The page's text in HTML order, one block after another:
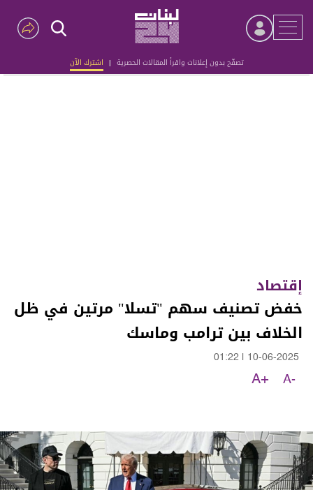
تصفّح بدون إعلانات واقرأ المقالات الحصرية | اشترك الآن
Advertisement
إقتصاد
خفض تصنيف سهم "تسلا" مرتين في ظل
الخلاف بين ترامب وماسك
10-06-2025
01:22
A-
A+